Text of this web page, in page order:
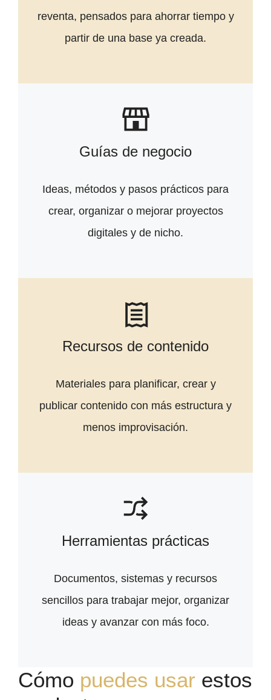
reventa, pensados para ahorrar tiempo y
partir de una base ya creada.
Guías de negocio
Ideas, métodos y pasos prácticos para
crear, organizar o mejorar proyectos
digitales y de nicho.
Recursos de contenido
Materiales para planificar, crear y
publicar contenido con más estructura y
menos improvisación.
Herramientas prácticas
Documentos, sistemas y recursos
sencillos para trabajar mejor, organizar
ideas y avanzar con más foco.
Cómo puedes usar estos